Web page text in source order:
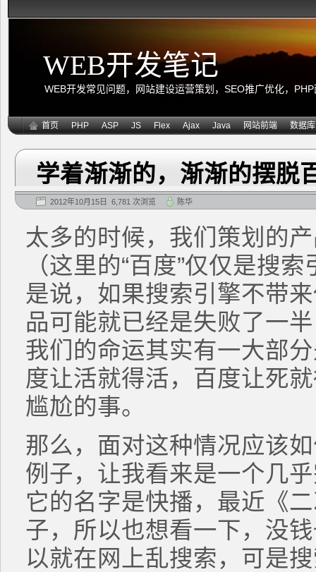
WEB开发笔记
WEB开发常见问题，网站建设运营策划，SEO推广优化，
首页 PHP ASP JS Flex Ajax Java 网站前端 数据库
学着渐渐的，渐渐的摆
2012年10月15日 6,781 次浏览 陈华
太多的时候，我们策划的
（这里的“百度”仅仅是搜
是说，如果搜索引擎不带
品可能就已经是失败了一
我们的命运其实有一大部
度让活就得活，百度让死
尴尬的事。
那么，面对这种情况应该
例子，让我看来是一个几
它的名字是快播，最近《
子，所以也想看一下，没
以就在网上乱搜索，可是